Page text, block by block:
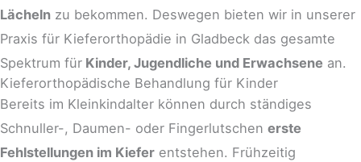
Lächeln zu bekommen. Deswegen bieten wir in unserer
Praxis für Kieferorthopädie in Gladbeck das gesamte
Spektrum für Kinder, Jugendliche und Erwachsene an.
Kieferorthopädische Behandlung für Kinder
Bereits im Kleinkindalter können durch ständiges
Schnuller-, Daumen- oder Fingerlutschen erste
Fehlstellungen im Kiefer entstehen. Frühzeitig